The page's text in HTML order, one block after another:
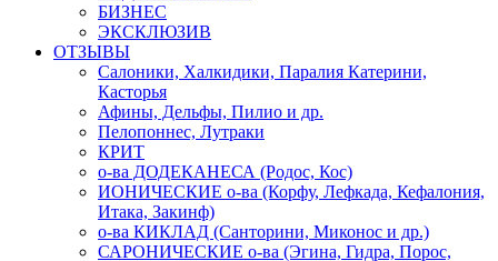
БИЗНЕС
ЭКСКЛЮЗИВ
ОТЗЫВЫ
Салоники, Халкидики, Паралия Катерини,
Касторья
Афины, Дельфы, Пилио и др.
Пелопоннес, Лутраки
КРИТ
о-ва ДОДЕКАНЕСА (Родос, Кос)
ИОНИЧЕСКИЕ о-ва (Корфу, Лефкада, Кефалония,
Итака, Закинф)
о-ва КИКЛАД (Санторини, Миконос и др.)
САРОНИЧЕСКИЕ о-ва (Эгина, Гидра, Порос,